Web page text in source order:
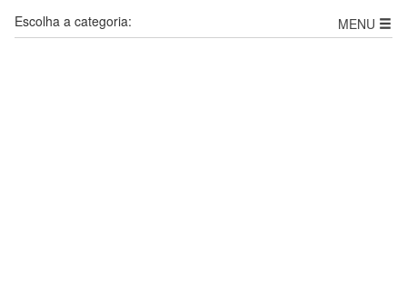
MENU
Escolha a categoria: